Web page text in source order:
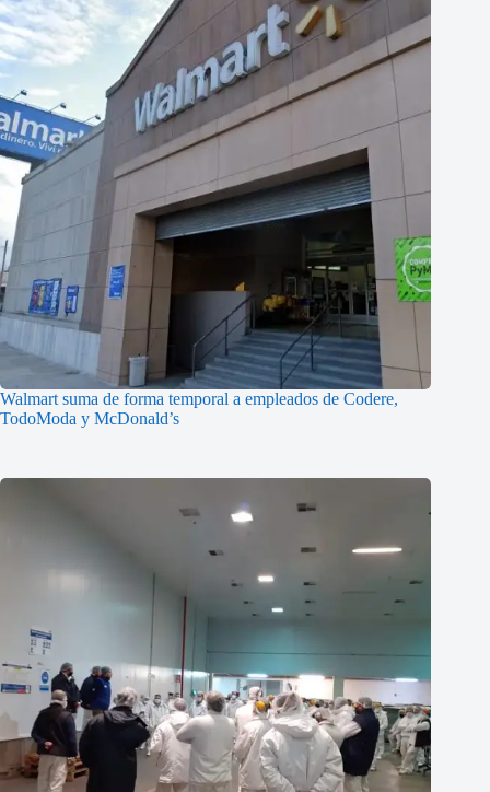
Walmart suma de forma temporal a empleados de Codere,
TodoModa y McDonald’s